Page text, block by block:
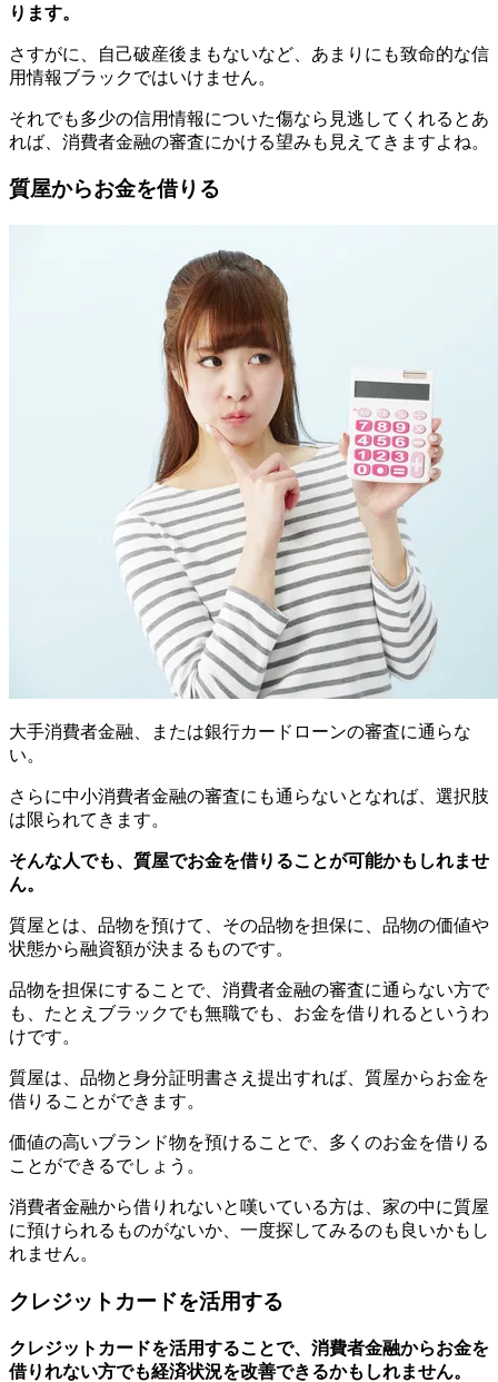
ります。
さすがに、自己破産後まもないなど、あまりにも致命的な信
用情報ブラックではいけません。
それでも多少の信用情報についた傷なら見逃してくれるとあ
れば、消費者金融の審査にかける望みも見えてきますよね。
質屋からお金を借りる
大手消費者金融、または銀行カードローンの審査に通らな
い。
さらに中小消費者金融の審査にも通らないとなれば、選択肢
は限られてきます。
そんな人でも、質屋でお金を借りることが可能かもしれませ
ん。
質屋とは、品物を預けて、その品物を担保に、品物の価値や
状態から融資額が決まるものです。
品物を担保にすることで、消費者金融の審査に通らない方で
も、たとえブラックでも無職でも、お金を借りれるというわ
けです。
質屋は、品物と身分証明書さえ提出すれば、質屋からお金を
借りることができます。
価値の高いブランド物を預けることで、多くのお金を借りる
ことができるでしょう。
消費者金融から借りれないと嘆いている方は、家の中に質屋
に預けられるものがないか、一度探してみるのも良いかもし
れません。
クレジットカードを活用する
クレジットカードを活用することで、消費者金融からお金を
借りれない方でも経済状況を改善できるかもしれません。